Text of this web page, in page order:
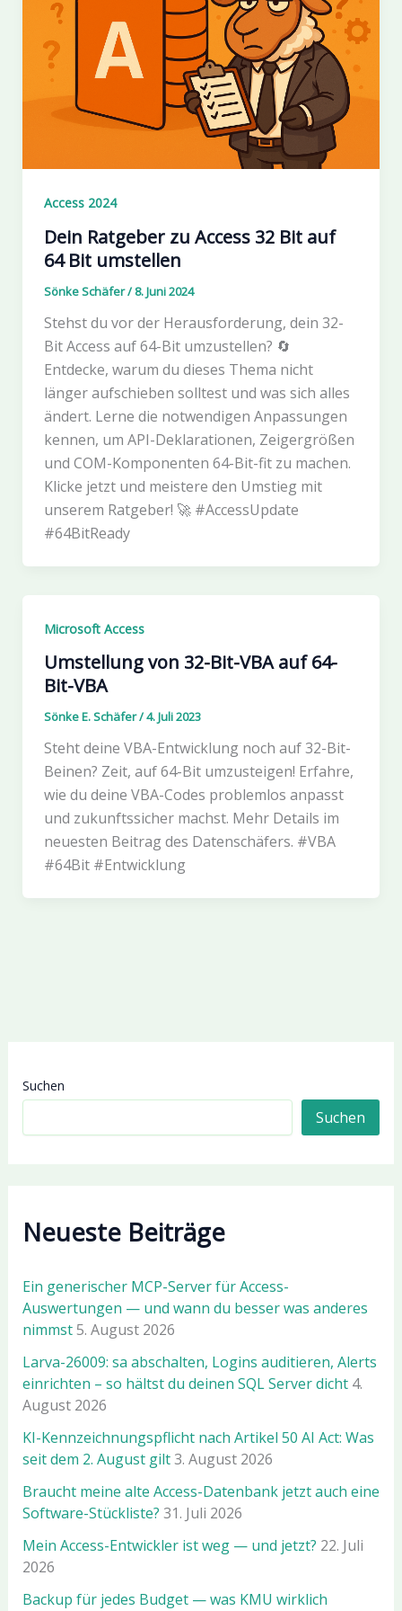
Access 2024
Dein Ratgeber zu Access 32 Bit auf
64 Bit umstellen
Sönke Schäfer/8. Juni 2024
Stehst du vor der Herausforderung, dein 32-
Bit Access auf 64-Bit umzustellen? 🔄
Entdecke, warum du dieses Thema nicht
länger aufschieben solltest und was sich alles
ändert. Lerne die notwendigen Anpassungen
kennen, um API-Deklarationen, Zeigergrößen
und COM-Komponenten 64-Bit-fit zu machen.
Klicke jetzt und meistere den Umstieg mit
unserem Ratgeber! 🚀 #AccessUpdate
#64BitReady
Microsoft Access
Umstellung von 32-Bit-VBA auf 64-
Bit-VBA
Sönke E. Schäfer/4. Juli 2023
Steht deine VBA-Entwicklung noch auf 32-Bit-
Beinen? Zeit, auf 64-Bit umzusteigen! Erfahre,
wie du deine VBA-Codes problemlos anpasst
und zukunftssicher machst. Mehr Details im
neuesten Beitrag des Datenschäfers. #VBA
#64Bit #Entwicklung
Suchen
Suchen
Neueste Beiträge
Ein generischer MCP-Server für Access-
Auswertungen — und wann du besser was anderes
nimmst5. August 2026
Larva-26009: sa abschalten, Logins auditieren, Alerts
einrichten – so hältst du deinen SQL Server dicht 4.
August 2026
KI-Kennzeichnungspflicht nach Artikel 50 AI Act: Was
seit dem 2. August gilt3. August 2026
Braucht meine alte Access-Datenbank jetzt auch eine
Software-Stückliste? 31. Juli 2026
Mein Access-Entwickler ist weg — und jetzt? 22. Juli
2026
Backup für jedes Budget — was KMU wirklich